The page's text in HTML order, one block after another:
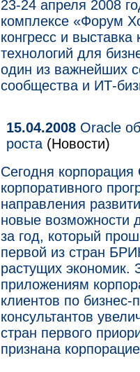
23-24 апреля 2008
комплексе «Форум
конгресс и
технологий для
один из важнейших
сообщества и ИТ-
15.04.2008 Oracle
роста (Новости)
Сегодня
корпоративного
направления
новые возможности
за год, который
первой из стран
растущих экономик.
приложениям
клиентов по
консультантов
стран первого
признана